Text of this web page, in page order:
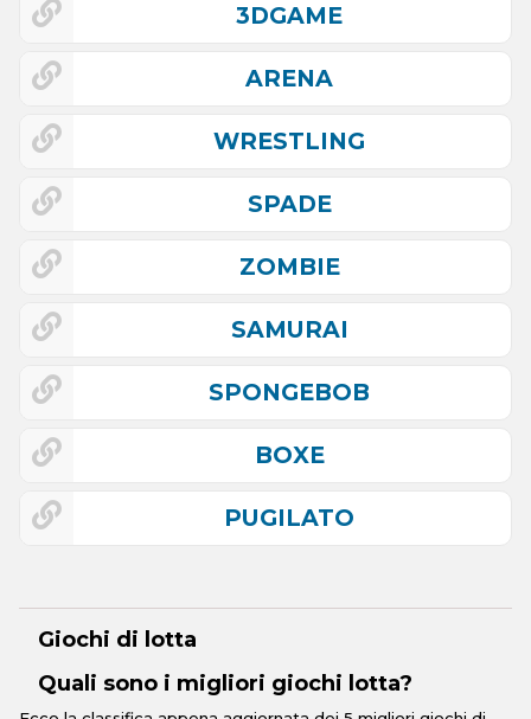
3DGAME
ARENA
WRESTLING
SPADE
ZOMBIE
SAMURAI
SPONGEBOB
BOXE
PUGILATO
Giochi di lotta
Quali sono i migliori giochi lotta?